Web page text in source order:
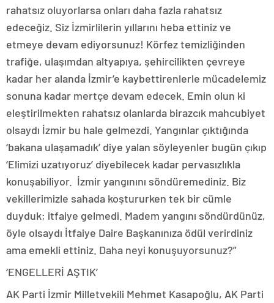
rahatsız oluyorlarsa onları daha fazla rahatsız
edeceğiz. Siz İzmirlilerin yıllarını heba ettiniz ve
etmeye devam ediyorsunuz! Körfez temizliğinden
trafiğe, ulaşımdan altyapıya, şehircilikten çevreye
kadar her alanda İzmir’e kaybettirenlerle mücadelemiz
sonuna kadar mertçe devam edecek. Emin olun ki
eleştirilmekten rahatsız olanlarda birazcık mahcubiyet
olsaydı İzmir bu hale gelmezdi. Yangınlar çıktığında
‘bakana ulaşamadık’ diye yalan söyleyenler bugün çıkıp
‘Elimizi uzatıyoruz’ diyebilecek kadar pervasızlıkla
konuşabiliyor. İzmir yangınını söndüremediniz. Biz
vekillerimizle sahada koştururken tek bir cümle
duyduk; itfaiye gelmedi. Madem yangını söndürdünüz,
öyle olsaydı İtfaiye Daire Başkanınıza ödül verirdiniz
ama emekli ettiniz. Daha neyi konuşuyorsunuz?”
‘ENGELLERİ AŞTIK’
AK Parti İzmir Milletvekili Mehmet Kasapoğlu, AK Parti